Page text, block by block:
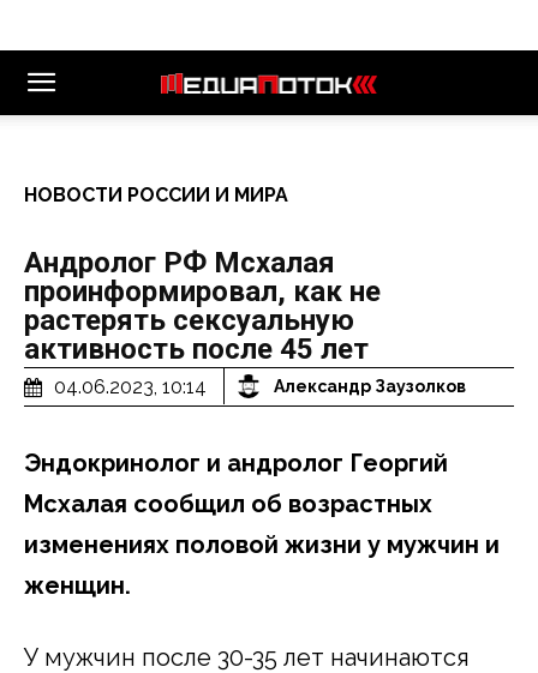
НОВОСТИ РОССИИ И МИРА
Андролог РФ Мсхалая
проинформировал, как не
растерять сексуальную
активность после 45 лет
04.06.2023, 10:14 Александр Заузолков
Эндокринолог и андролог Георгий
Мсхалая сообщил об возрастных
изменениях половой жизни у мужчин и
женщин.
У мужчин после 30-35 лет начинаются